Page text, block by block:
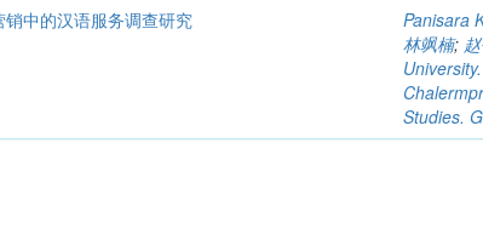
中的汉语服务调查研究 Panisara
林飒楠;
Studies.